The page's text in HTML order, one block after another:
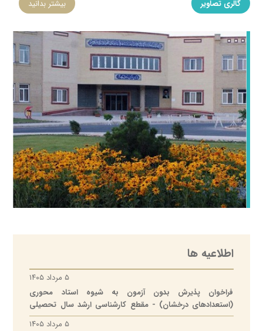
گالری تصاویر بیشتر بدانید
اطلاعیه ها
۵ مرداد ۱۴۰۵
فراخوان پذیرش بدون آزمون به شیوه استاد محوری
(استعدادهای درخشان) - مقطع کارشناسی ارشد سال تحصیلی
۱۴۰۶-۱۴۰۵ دانشگاه قم
۵ مرداد ۱۴۰۵